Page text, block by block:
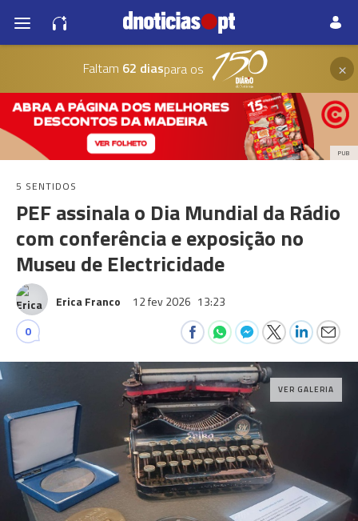
Faltam 62 diaspara os ×
PUB
5 SENTIDOS
PEF assinala o Dia Mundial da Rádio
com conferência e exposição no
Museu de Electricidade
Erica Franco 12 fev 2026 13:23
0
VER GALERIA